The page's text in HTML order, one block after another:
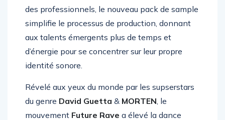
d’échantillons, de sons et d’effets conçus par
des professionnels, le nouveau pack de sample
simplifie le processus de production, donnant
aux talents émergents plus de temps et
d’énergie pour se concentrer sur leur propre
Révelé aux yeux du monde par les supserstars
du genreDavid Guetta& MORTEN , le